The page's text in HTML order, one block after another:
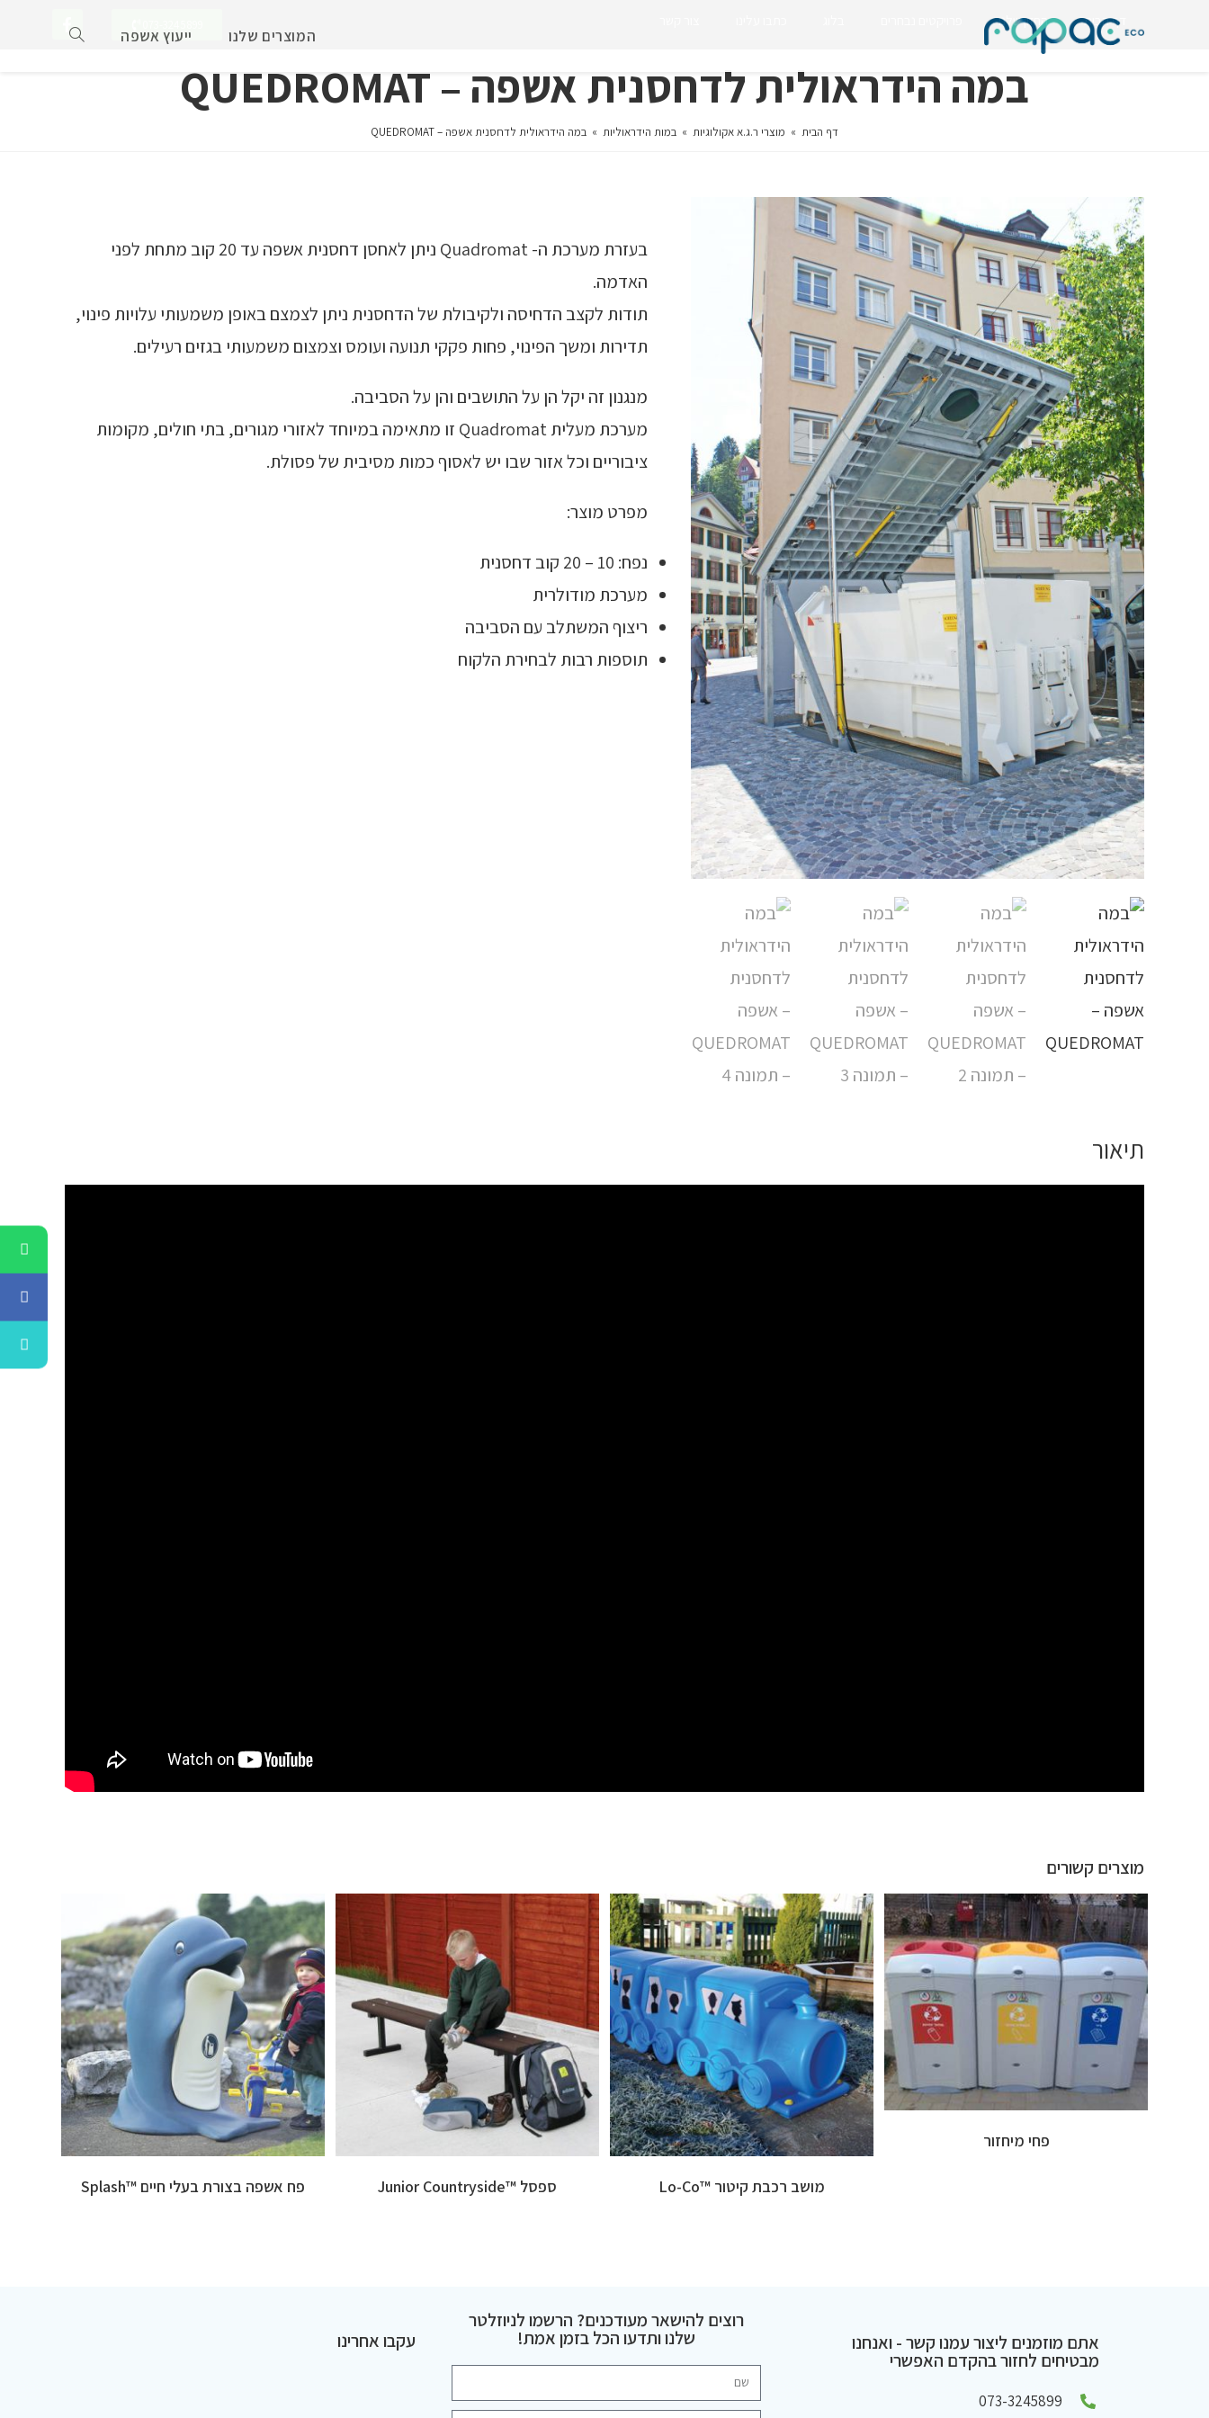
דף הבית החזון שלנו
המוצרים שלנו ייעוץ אשפה
במה הידראולית לדחסנית אשפה – QUEDROMAT
דף הבית » מוצרי ר.ג.א אקולוגיות » במות הידראוליות » במה הידראולית לדחסנית אשפה – QUEDROMAT
בעזרת מערכת ה- Quadromat ניתן לאחסן דחסנית אשפה עד 20 קוב מתחת לפני
האדמה.
תודות לקצב הדחיסה ולקיבולת של הדחסנית ניתן לצמצם באופן משמעותי עלויות פינוי,
תדירות ומשך הפינוי, פחות פקקי תנועה ועומס וצמצום משמעותי בגזים רעילים.
מנגנון זה יקל הן על התושבים והן על הסביבה.
מערכת מעלית Quadromat זו מתאימה במיוחד לאזורי מגורים, בתי חולים, מקומות
ציבוריים וכל אזור שבו יש לאסוף כמות מסיבית של פסולת.
מפרט מוצר:
נפח: 10 – 20 קוב דחסנית
מערכת מודולרית
ריצוף המשתלב עם הסביבה
תוספות רבות לבחירת הלקוח
תיאור
מוצרים קשורים
פחי מיחזור
מושב רכבת קיטור ™Lo-Co ספסל ™Junior Countryside פח אשפה בצורת בעלי חיים ™Splash
אתם מוזמנים ליצור עמנו קשר - ואנחנו
מבטיחים לחזור בהקדם האפשרי
073-3245899
רוצים להישאר מעודכנים? הרשמו לניוזלטר
שלנו ותדעו הכל בזמן אמת! עקבו אחרינו